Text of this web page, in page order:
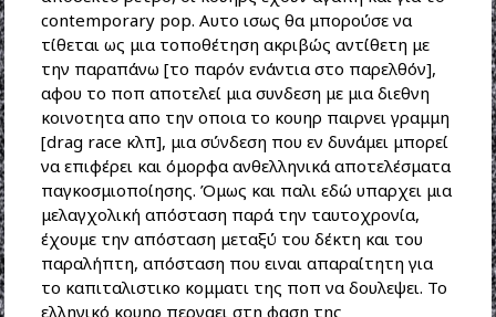
contemporary pop. Αυτο ισως θα μπορούσε να
τίθεται ως μια τοποθέτηση ακριβώς αντίθετη με
την παραπάνω [το παρόν ενάντια στο παρελθόν],
αφου το ποπ αποτελεί μια συνδεση με μια διεθνη
κοινοτητα απο την οποια το κουηρ παιρνει γραμμη
[drag race κλπ], μια σύνδεση που εν δυνάμει μπορεί
να επιφέρει και όμορφα ανθελληνικά αποτελέσματα
παγκοσμιοποίησης. Όμως και παλι εδώ υπαρχει μια
μελαγχολική απόσταση παρά την ταυτοχρονία,
έχουμε την απόσταση μεταξύ του δέκτη και του
παραλήπτη, απόσταση που ειναι απαραίτητη για
το καπιταλιστικο κομματι της ποπ να δουλεψει. Το
ελληνικό κουηρ περναει στη φαση της